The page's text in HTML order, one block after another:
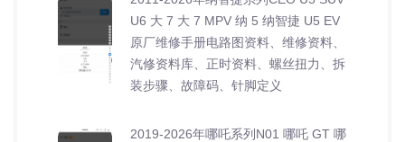
U6 大 7 大 7 MPV 纳 5 纳智捷 U5 EV
原厂维修手册电路图资料、维修资料、
汽修资料库、正时资料、螺丝扭力、拆
装步骤、故障码、针脚定义
2019-2026年哪吒系列N01 哪吒 GT 哪